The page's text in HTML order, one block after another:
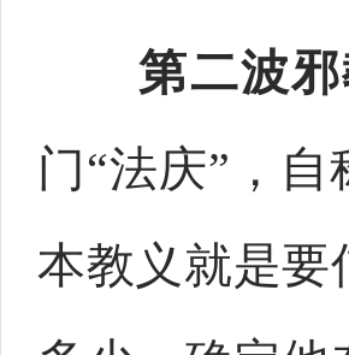
第二波
门“法庆”，
本教义就是要